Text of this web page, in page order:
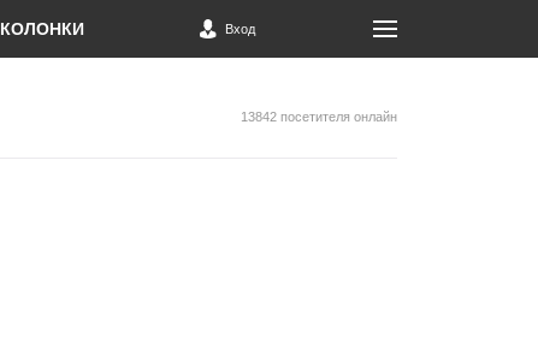
КОЛОНКИ Вход
13842 посетителя онлайн